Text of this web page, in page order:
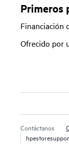
Primeros
Financiación
Ofrecido por
Contáctanos